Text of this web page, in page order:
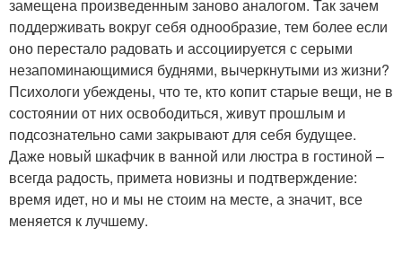
замещена произведенным заново аналогом. Так зачем
поддерживать вокруг себя однообразие, тем более если
оно перестало радовать и ассоциируется с серыми
незапоминающимися буднями, вычеркнутыми из жизни?
Психологи убеждены, что те, кто копит старые вещи, не в
состоянии от них освободиться, живут прошлым и
подсознательно сами закрывают для себя будущее.
Даже новый шкафчик в ванной или люстра в гостиной –
всегда радость, примета новизны и подтверждение:
время идет, но и мы не стоим на месте, а значит, все
меняется к лучшему.